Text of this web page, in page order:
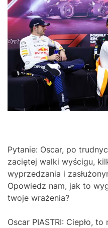
Pytanie: Oscar, po
zaciętej walki wyścigu,
wyprzedzania i
Opowiedz nam, jak to
twoje wrażenia?
Oscar PIASTRI: Ciepło,